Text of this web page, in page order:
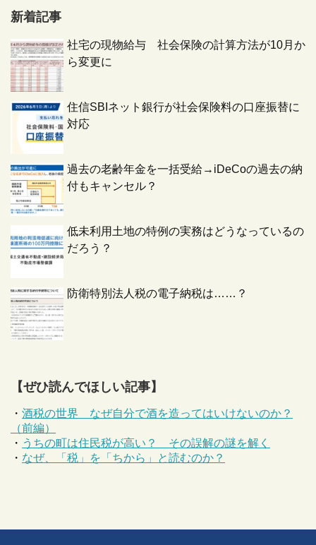
新着記事
社宅の現物給与 社会保険の計算方法が10月か
ら変更に
住信SBIネット銀行が社会保険料の口座振替に
対応
過去の老齢年金を一括受給→iDeCoの過去の納
付もキャンセル？
低未利用土地の特例の実務はどうなっているの
だろう？
防衛特別法人税の電子納税は……？
【ぜひ読んでほしい記事】
・ 酒税の世界 なぜ自分で酒を造ってはいけないのか？
（前編）
・ うちの町は住民税が高い？ その誤解の謎を解く
・ なぜ、「税」を「ちから」と読むのか？